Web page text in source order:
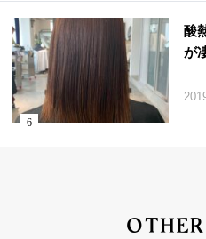
酸
が